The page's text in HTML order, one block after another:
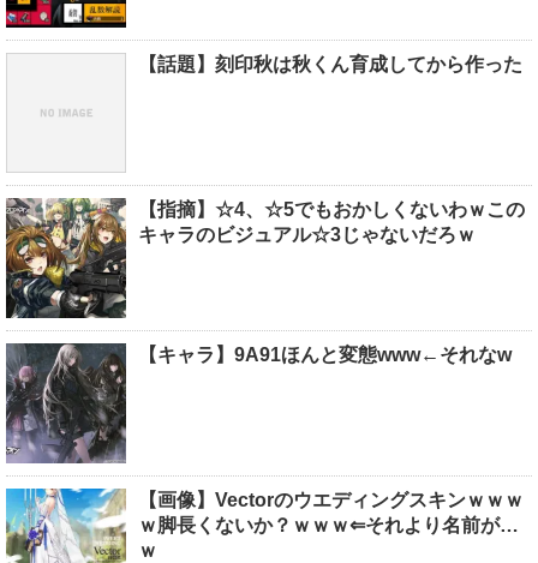
【話題】刻印秋は秋くん育成してから作った
【指摘】☆4、☆5でもおかしくないわｗこの
キャラのビジュアル☆3じゃないだろｗ
【キャラ】9A91ほんと変態www←それなw
【画像】Vectorのウエディングスキンｗｗｗ
ｗ脚長くないか？ｗｗｗ⇐それより名前が…
ｗ